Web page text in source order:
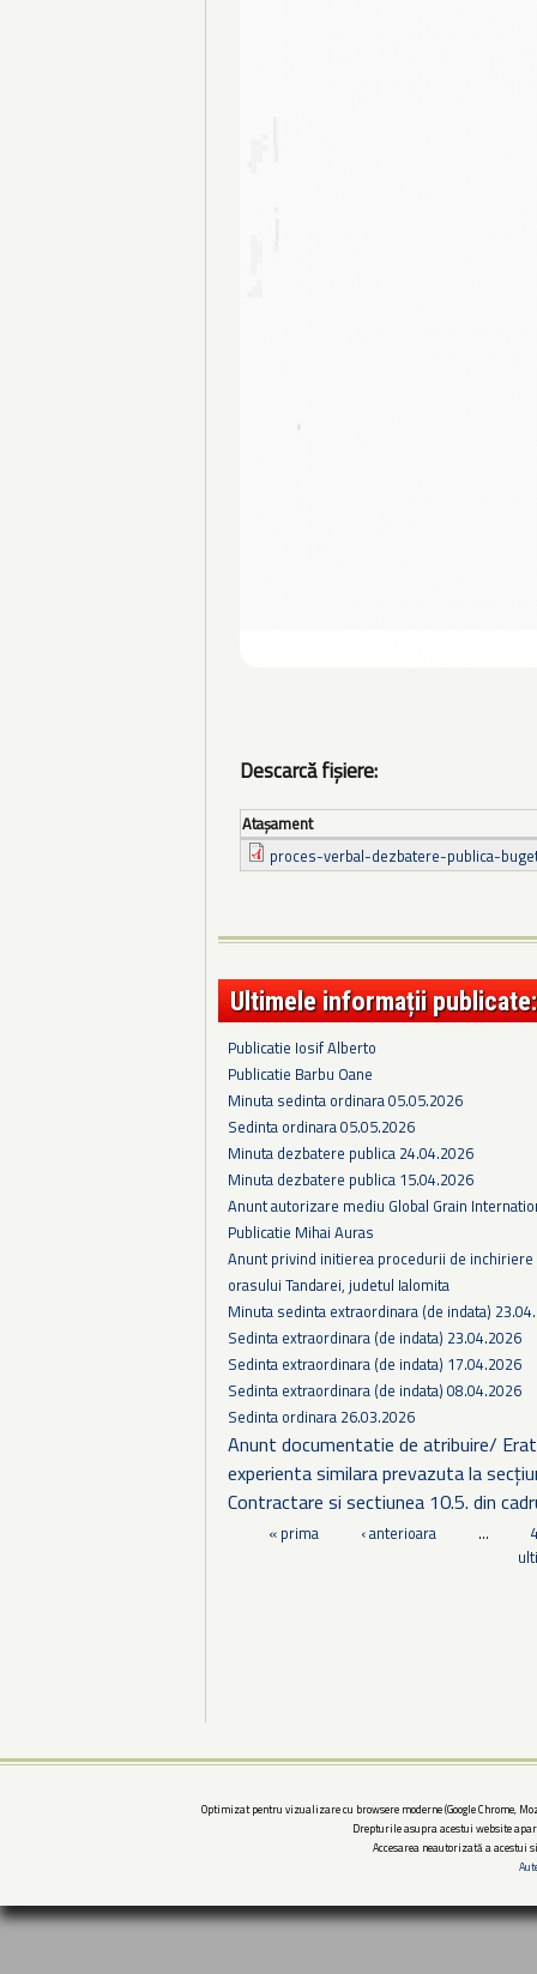
Descarcă fișiere:
Ataşament
proces-verbal-dezbatere-publica-
Ultimele informații publicate:
Publicatie Iosif Alberto
Publicatie Barbu Oane
Minuta sedinta ordinara 05.05.2026
Sedinta ordinara 05.05.2026
Minuta dezbatere publica 24.04.2026
Minuta dezbatere publica 15.04.2026
Anunt autorizare mediu Global Grain
Publicatie Mihai Auras
Anunt privind initierea procedurii de
orasului Tandarei, judetul Ialomita
Minuta sedinta extraordinara (de indata)
Sedinta extraordinara (de indata) 23.04.2026
Sedinta extraordinara (de indata) 17.04.2026
Sedinta extraordinara (de indata) 08.04.2026
Sedinta ordinara 26.03.2026
Anunt documentatie de atribuire/
experienta similara prevazuta la
Contractare si sectiunea 10.5. din
Pagini
« prima ‹ anterioara …
Optimizat pentru vizualizare cu browsere moderne (Google Chrome,
Drepturile asupra acestui website
Accesarea neautorizată a acestui